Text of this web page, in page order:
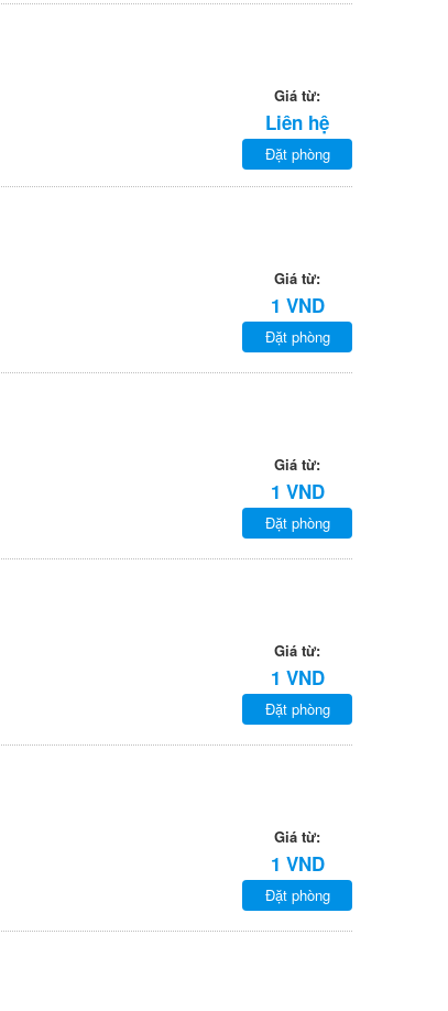
Giá từ:
Liên hệ
Đặt phòng
Giá từ:
1 VND
Đặt phòng
Giá từ:
1 VND
Đặt phòng
Giá từ:
1 VND
Đặt phòng
Giá từ:
1 VND
Đặt phòng